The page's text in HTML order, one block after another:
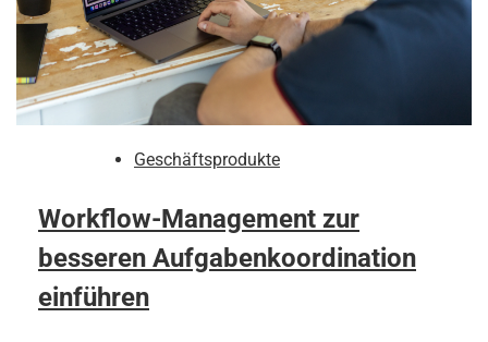
Geschäftsprodukte
Workflow-Management zur
besseren Aufgabenkoordination
einführen